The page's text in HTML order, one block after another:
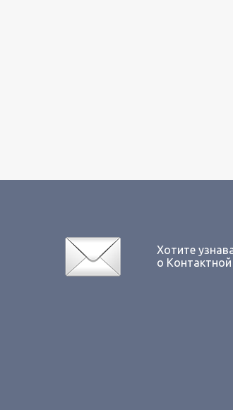
Хотите
о